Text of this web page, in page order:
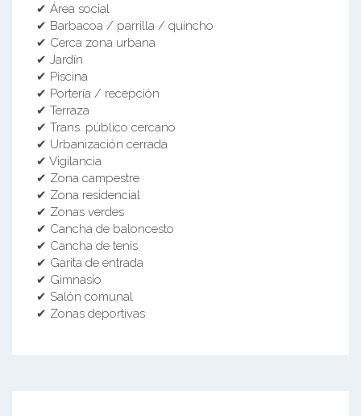
✔ Área social
✔ Barbacoa / parrilla / quincho
✔ Cerca zona urbana
✔ Jardín
✔ Piscina
✔ Portería / recepción
✔ Terraza
✔ Trans. público cercano
✔ Urbanización cerrada
✔ Vigilancia
✔ Zona campestre
✔ Zona residencial
✔ Zonas verdes
✔ Cancha de baloncesto
✔ Cancha de tenis
✔ Garita de entrada
✔ Gimnasio
✔ Salón comunal
✔ Zonas deportivas